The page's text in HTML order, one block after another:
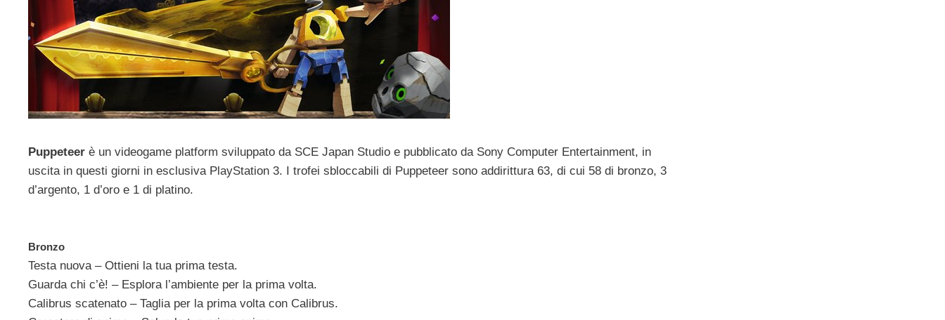
Puppeteer è un videogame platform sviluppato da SCE Japan Studio e pubblicato da Sony Computer Entertainment, in
uscita in questi giorni in esclusiva PlayStation 3. I trofei sbloccabili di Puppeteer sono addirittura 63, di cui 58 di bronzo, 3
d’argento, 1 d’oro e 1 di platino.
Bronzo
Testa nuova – Ottieni la tua prima testa.
Guarda chi c’è! – Esplora l’ambiente per la prima volta.
Calibrus scatenato – Taglia per la prima volta con Calibrus.